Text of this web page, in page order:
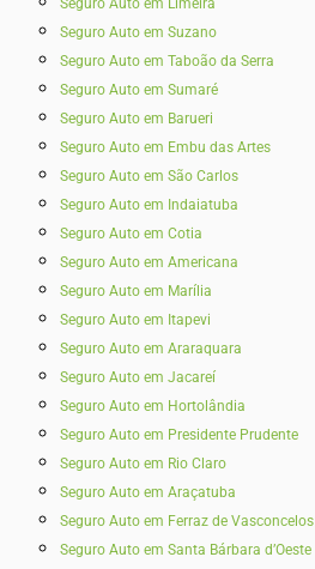
Seguro Auto em Limeira
Seguro Auto em Suzano
Seguro Auto em Taboão da Serra
Seguro Auto em Sumaré
Seguro Auto em Barueri
Seguro Auto em Embu das Artes
Seguro Auto em São Carlos
Seguro Auto em Indaiatuba
Seguro Auto em Cotia
Seguro Auto em Americana
Seguro Auto em Marília
Seguro Auto em Itapevi
Seguro Auto em Araraquara
Seguro Auto em Jacareí
Seguro Auto em Hortolândia
Seguro Auto em Presidente Prudente
Seguro Auto em Rio Claro
Seguro Auto em Araçatuba
Seguro Auto em Ferraz de Vasconcelos
Seguro Auto em Santa Bárbara d’Oeste